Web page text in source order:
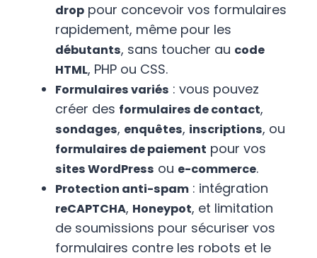
droppour concevoir vos formulaires
rapidement, même pour les
débutants, sans toucher au code
HTML, PHP ou CSS.
Formulaires variés : vous pouvez
créer des formulaires de contact,
sondages, enquêtes, inscriptions, ou
formulaires de paiement pour vos
sites WordPress ou e-commerce.
Protection anti-spam: intégration
reCAPTCHA, Honeypot, et limitation
de soumissions pour sécuriser vos
formulaires contre les robots et le